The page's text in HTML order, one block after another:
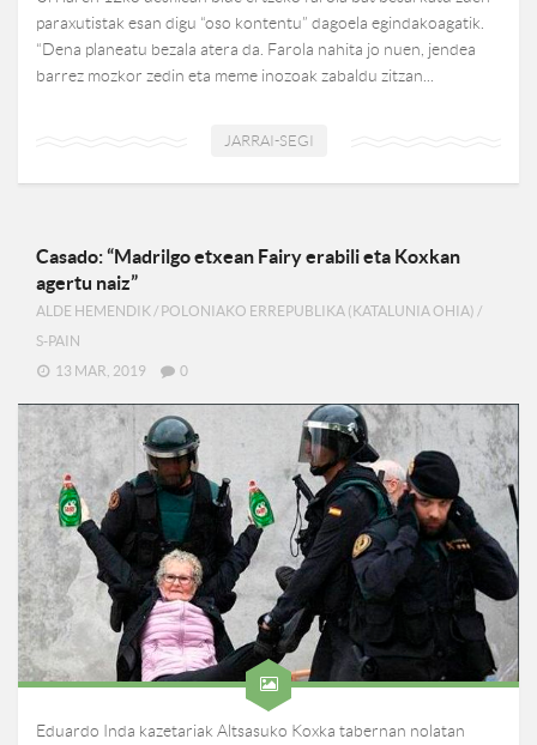
paraxutistak esan digu “oso kontentu” dagoela egindakoagatik.
“Dena planeatu bezala atera da. Farola nahita jo nuen, jendea
barrez mozkor zedin eta meme inozoak zabaldu zitzan...
JARRAI-SEGI
Casado: “Madrilgo etxean Fairy erabili eta Koxkan
agertu naiz”
ALDE HEMENDIK / POLONIAKO ERREPUBLIKA (KATALUNIA OHIA) /
S-PAIN
13 MAR, 2019
0
Eduardo Inda kazetariak Altsasuko Koxka tabernan nolatan